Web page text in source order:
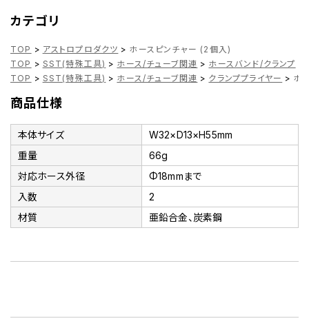
カテゴリ
TOP > アストロプロダクツ > ホースピンチャー (2個入)
TOP > SST(特殊工具) > ホース/チューブ関連 > ホースバンド/クランプ
TOP > SST(特殊工具) > ホース/チューブ関連 > クランププライヤー > ホ
商品仕様
本体サイズ
W32×D13×H55mm
重量
66g
対応ホース外径
Φ18mmまで
入数
2
材質
亜鉛合金、炭素鋼